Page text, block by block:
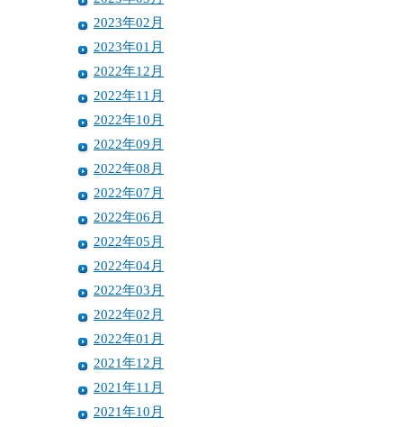
2023年02月
2023年01月
2022年12月
2022年11月
2022年10月
2022年09月
2022年08月
2022年07月
2022年06月
2022年05月
2022年04月
2022年03月
2022年02月
2022年01月
2021年12月
2021年11月
2021年10月